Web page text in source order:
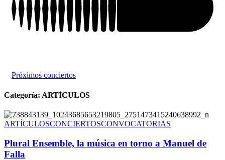
Próximos conciertos
Categoría: ARTÍCULOS
ARTÍCULOSCONCIERTOSCONVOCATORIAS
Plural Ensemble, la música en torno a Manuel de
Falla